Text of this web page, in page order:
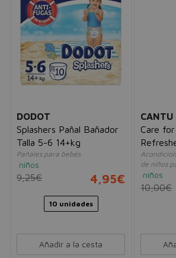
DODOT
Splashers Pañal Bañador
Talla 5-6 14+kg
Pañales para bebés
niños
9,25€ 4,95€
10 unidades
Añadir a la cesta
CANTU
Care
de niños
niños
10,00€